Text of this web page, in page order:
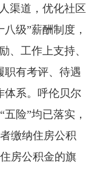
渠道，优化社区
级”薪酬制度，
、工作上支持、
职有考评、待遇
体系。呼伦贝尔
险”均已落实，
缴纳住房公积
房公积金的旗